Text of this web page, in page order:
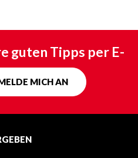
guten Tipps per E-
MICH AN